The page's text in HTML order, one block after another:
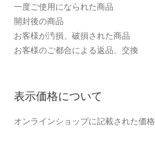
一度ご使用になられた商品
開封後の商品
お客様が汚損、破損された商品
お客様のご都合による返品、交換
表示価格について
オンラインショップに記載された価